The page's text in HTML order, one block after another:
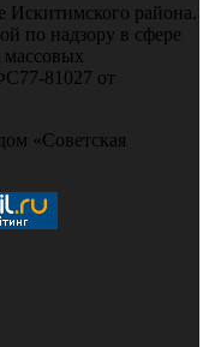
Искитимского района.
по надзору в сфере
81027 от
«Советская